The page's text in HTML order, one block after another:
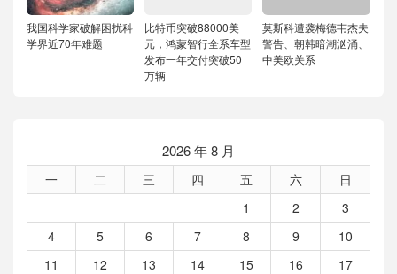
我国科学家破解困扰科
学界近70年难题
比特币突破88000美
元，鸿蒙智行全系车型
发布一年交付突破50
万辆
莫斯科遭袭梅德韦杰夫
警告、朝韩暗潮汹涌、
中美欧关系
2026 年 8 月
一 二 三 四 五 六
日
1
2
3
4
5 6 7 8 9
10
11
12 13 14 15 16
17